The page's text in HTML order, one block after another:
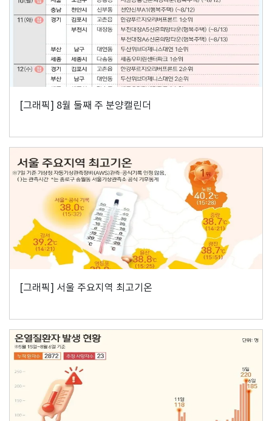
[그래픽] 8월 둘째 주 분양캘린더
[그래픽] 서울 주요지역 최고기온